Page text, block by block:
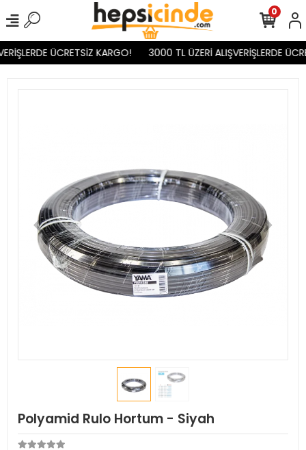
ÜCRETSİZ KARGO! 3000 TL ÜZERİ ALIŞVERİŞLERDE
0
Polyamid Rulo Hortum - Siyah